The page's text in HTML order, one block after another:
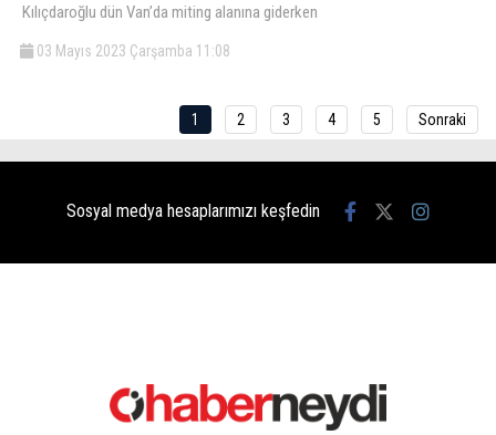
Kılıçdaroğlu dün Van’da miting alanına giderken
03 Mayıs 2023 Çarşamba 11:08
1 2 3 4 5 Sonraki
Sosyal medya hesaplarımızı keşfedin